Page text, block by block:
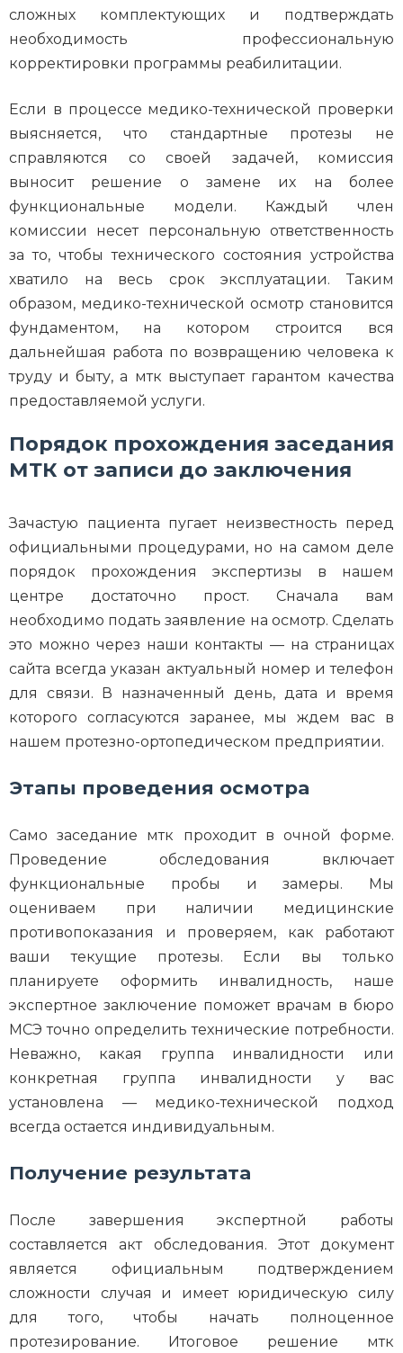
сложных комплектующих и подтверждать
необходимость профессиональную
корректировки программы реабилитации.
Если в процессе медико-технической проверки
выясняется, что стандартные протезы не
справляются со своей задачей, комиссия
выносит решение о замене их на более
функциональные модели. Каждый член
комиссии несет персональную ответственность
за то, чтобы технического состояния устройства
хватило на весь срок эксплуатации. Таким
образом, медико-технической осмотр становится
фундаментом, на котором строится вся
дальнейшая работа по возвращению человека к
труду и быту, а мтк выступает гарантом качества
предоставляемой услуги.
Порядок прохождения заседания
МТК от записи до заключения
Зачастую пациента пугает неизвестность перед
официальными процедурами, но на самом деле
порядок прохождения экспертизы в нашем
центре достаточно прост. Сначала вам
необходимо подать заявление на осмотр. Сделать
это можно через наши контакты — на страницах
сайта всегда указан актуальный номер и телефон
для связи. В назначенный день, дата и время
которого согласуются заранее, мы ждем вас в
нашем протезно-ортопедическом предприятии.
Этапы проведения осмотра
Само заседание мтк проходит в очной форме.
Проведение обследования включает
функциональные пробы и замеры. Мы
оцениваем при наличии медицинские
противопоказания и проверяем, как работают
ваши текущие протезы. Если вы только
планируете оформить инвалидность, наше
экспертное заключение поможет врачам в бюро
МСЭ точно определить технические потребности.
Неважно, какая группа инвалидности или
конкретная группа инвалидности у вас
установлена — медико-технической подход
всегда остается индивидуальным.
Получение результата
После завершения экспертной работы
составляется акт обследования. Этот документ
является официальным подтверждением
сложности случая и имеет юридическую силу
для того, чтобы начать полноценное
протезирование. Итоговое решение мтк